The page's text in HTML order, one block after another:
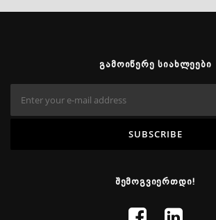
ᲒᲐᲛᲝᲘᲬᲔᲠᲔ ᲡᲘᲐᲮᲚᲔᲔᲑᲘ
ᲨᲔᲛᲝᲒᲕᲘᲔᲠᲗᲓᲘ!